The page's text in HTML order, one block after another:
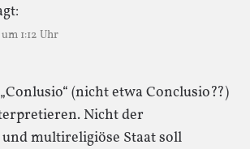
1:12 Uhr
(nicht etwa Conclusio??)
Nicht der
multireligiöse Staat soll